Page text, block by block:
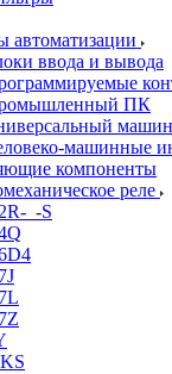
автоматизации
ввода и вывода
ПК
машинные
компоненты
реле
_-S